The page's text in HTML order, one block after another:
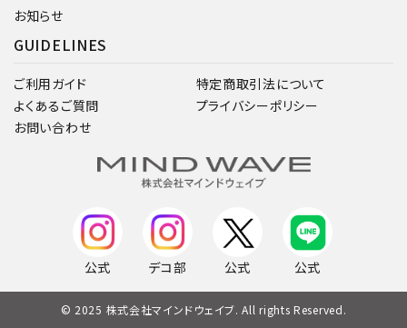
お知らせ
GUIDELINES
ご利用ガイド
よくあるご質問
お問い合わせ
特定商取引法について
プライバシーポリシー
公式 デコ部 公式 公式
© 2025 株式会社マインドウェイブ. All rights Reserved.